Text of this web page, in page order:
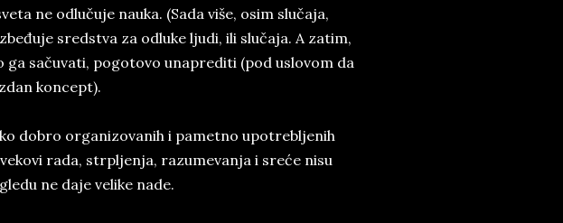
ne odlučuje nauka. (Sada više, osim slučaja,
sredstva za odluke ljudi, ili slučaja. A zatim,
ga sačuvati, pogotovo unaprediti (pod uslovom da
koncept).
dobro organizovanih i pametno upotrebljenih
rada, strpljenja, razumevanja i sreće nisu
ne daje velike nade.